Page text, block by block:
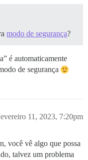
modo de segurança?
é automaticamente
de segurança
11, 2023, 7:20pm
você vê algo que possa
talvez um problema